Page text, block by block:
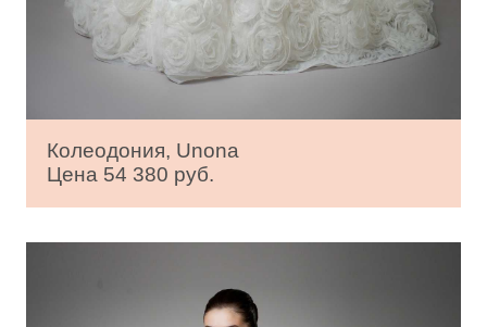
Колеодония, Unona
Цена 54 380 руб.